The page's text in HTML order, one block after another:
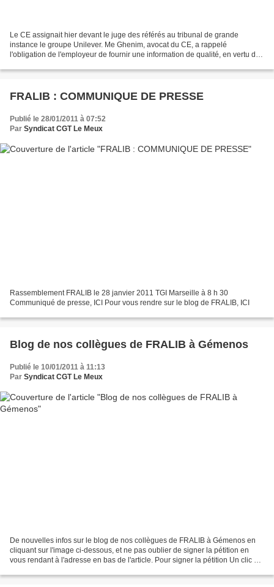
Le CE assignait hier devant le juge des référés au tribunal de grande
instance le groupe Unilever. Me Ghenim, avocat du CE, a rappelé
l'obligation de l'employeur de fournir une information de qualité, en vertu du
FRALIB : COMMUNIQUE DE PRESSE
Publié le 28/01/2011 à 07:52
Par Syndicat CGT Le Meux
Rassemblement FRALIB le 28 janvier 2011 TGI Marseille à 8 h 30
Communiqué de presse, ICI Pour vous rendre sur le blog de FRALIB, ICI
Blog de nos collègues de FRALIB à Gémenos
Publié le 10/01/2011 à 11:13
Par Syndicat CGT Le Meux
De nouvelles infos sur le blog de nos collègues de FRALIB à Gémenos en
cliquant sur l'image ci-dessous, et ne pas oublier de signer la pétition en
vous rendant à l'adresse en bas de l'article. Pour signer la pétition Un clic sur